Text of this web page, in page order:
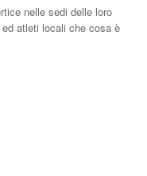
nelle sedi delle loro
atleti locali che cosa è